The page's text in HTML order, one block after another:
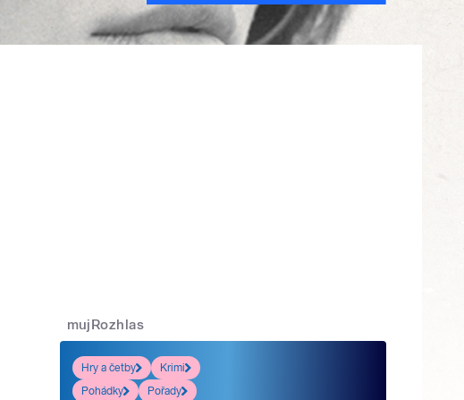
mujRozhlas
Hry a četby
Krimi
Pohádky
Pořady